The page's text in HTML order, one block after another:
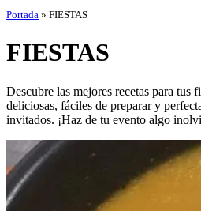
Portada » FIESTAS
FIESTAS
Descubre las mejores recetas para tus
deliciosas, fáciles de preparar y
invitados. ¡Haz de tu evento algo